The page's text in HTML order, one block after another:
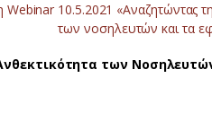
10.5.2021 «Αναζητώντας
των νοσηλευτών και τα
των